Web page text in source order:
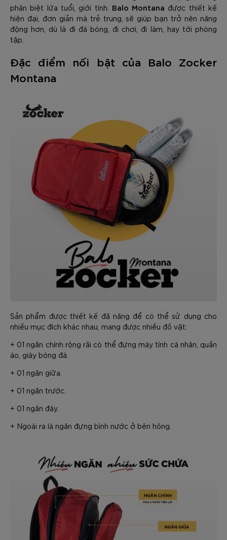
phân biệt lứa tuổi, giới tính. Balo Montana được thiết kế
hiện đại, đơn giản mà trẻ trung, sẽ giúp bạn trở nên năng
động hơn, dù là đi đá bóng, đi chơi, đi làm, hay tới phòng
tập.
Đặc điểm nối bật của Balo Zocker
Montana
Sản phẩm được thiết kế đă năng để có thể sử dụng cho
nhiều mục đích khác nhau, mang được nhiều đồ vật:
+ 01 ngăn chính rộng rãi có thể đựng máy tính cá nhân, quần
áo, giày bóng đá.
+ 01 ngăn giữa.
+ 01 ngăn trước.
+ 01 ngăn đáy.
+ Ngoài ra là ngăn đựng bình nước ở bên hông.